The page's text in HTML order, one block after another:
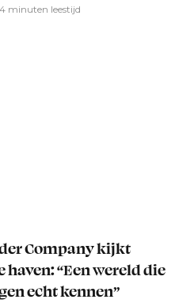
4 minuten leestijd
Company kijkt
haven: “Een wereld die
echt kennen”